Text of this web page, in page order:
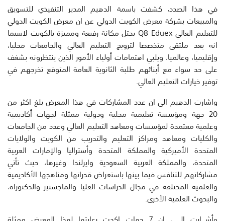
في هذا الصدد، كشفت باسمة الدهيم المدير التنفيذي للتسويق
والمبيعات بشركة معرض الكويت الدولي عن ان معرض الكويت الدولي
للتعليم العالي Q8 Eduex يحتل مكانة رفيعة ومميزة بالكويت لاسيما
انه يعد ملتقى متخصصا لترويج التعليم العالي والجامعات محليا،
وإقليميا، وعالميا، ويلبي اهتمامات أولياء الأمور الذين ينتظرونه بشغف
على حد سواء مع أبنائهم طلبة الثانوية العامة المتوقع تخرجهم في
توفير خيارات التعليم العالي.
واشارت الدهيم الى ان عدد المشاركات في هذا المعرض بلغ اكثر من
20 جهة ومؤسسة تعليمية محلية ودولية ممثلة لجهات أكاديمية
وعلمية معتمدة لمؤسسات ومعاهد التعليم العالي وعدد من الجامعات
والكليات ومعاهد ومراكز التعليم والتدريب من الكويت والولايات
المتحدة الأميركية والمملكة المتحدة وأستراليا والإمارات العربية
المتحدة، والمملكة العربية السعودية وايرلندا وغيرها، حيث تأتي
مشاركاتهم للتنافس فيما بينها باستعراض قدراتها ومناهجها الأكاديمية
والعلمية المختلفة في مجال الدراسات العليا والماجستير والدكتوراه،
والبحوث العلمية الأخرى.